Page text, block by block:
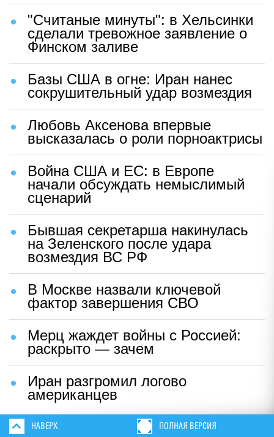
"Считаные минуты": в Хельсинки
сделали тревожное заявление о
Финском заливе
Базы США в огне: Иран нанес
сокрушительный удар возмездия
Любовь Аксенова впервые
высказалась о роли порноактрисы
Война США и ЕС: в Европе
начали обсуждать немыслимый
сценарий
Бывшая секретарша накинулась
на Зеленского после удара
возмездия ВС РФ
В Москве назвали ключевой
фактор завершения СВО
Мерц жаждет войны с Россией:
раскрыто — зачем
Иран разгромил логово
американцев
НАВЕРХ ПОЛНАЯ ВЕРСИЯ